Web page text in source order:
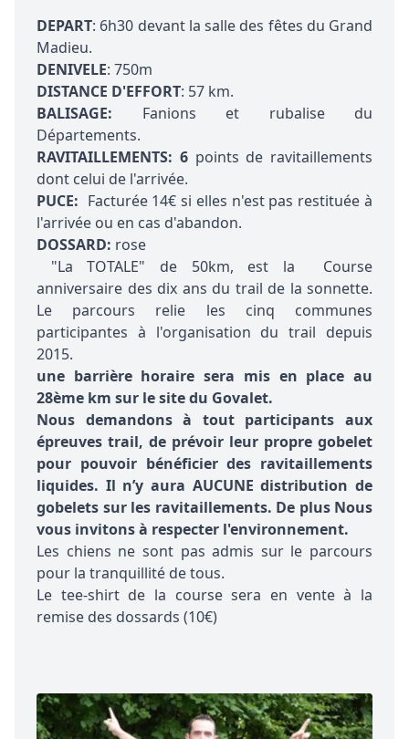
DEPART: 6h30 devant la salle des fêtes du Grand
Madieu.
DENIVELE: 750m
DISTANCE D'EFFORT: 57 km.
BALISAGE: Fanions et rubalise du
Départements.
RAVITAILLEMENTS: 6points de ravitaillements
dont celui de l'arrivée.
PUCE: Facturée 14€ si elles n'est pas restituée à
l'arrivée ou en cas d'abandon.
DOSSARD: rose
"La TOTALE" de 50km, est la Course
anniversaire des dix ans du trail de la sonnette.
Le parcours relie les cinq communes
participantes à l'organisation du trail depuis
2015.
une barrière horaire sera mis en place au
28ème km sur le site du Govalet.
Nous demandons à tout participants aux
épreuves trail, de prévoir leur propre gobelet
pour pouvoir bénéficier des ravitaillements
liquides. Il n’y aura AUCUNE distribution de
gobelets sur les ravitaillements. De plus Nous
vous invitons à respecter l'environnement.
Les chiens ne sont pas admis sur le parcours
pour la tranquillité de tous.
Le tee-shirt de la course sera en vente à la
remise des dossards (10€)